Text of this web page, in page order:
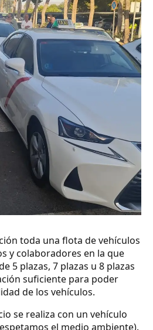
toda una flota de vehículos
y colaboradores en la que
5 plazas, 7 plazas u 8 plazas
suficiente para poder
de los vehículos.
se realiza con un vehículo
el medio ambiente).